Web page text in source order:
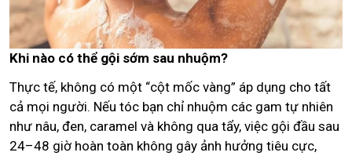
Khi nào có thể gội sớm sau nhuộm?
Thực tế, không có một “cột mốc vàng” áp dụng cho tất
cả mọi người. Nếu tóc bạn chỉ nhuộm các gam tự nhiên
như nâu, đen, caramel và không qua tẩy, việc gội đầu sau
24–48 giờ hoàn toàn không gây ảnh hưởng tiêu cực,